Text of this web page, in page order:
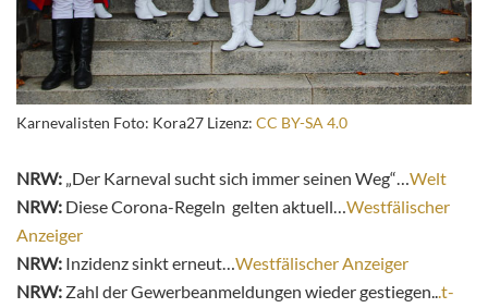
Karnevalisten Foto: Kora27 Lizenz: CC BY-SA 4.0
NRW: „Der Karneval sucht sich immer seinen Weg“…Welt
NRW: Diese Corona-Regeln gelten aktuell…Westfälischer
Anzeiger
NRW: Inzidenz sinkt erneut…Westfälischer Anzeiger
NRW: Zahl der Gewerbeanmeldungen wieder gestiegen...t-